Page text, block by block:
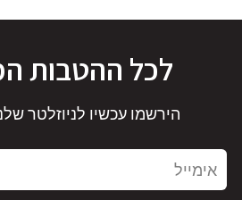
לכל ההטבות
הירשמו עכשיו לניוזלטר
אימייל